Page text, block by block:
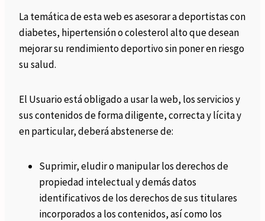
La temática de esta web es asesorar a deportistas con
diabetes, hipertensión o colesterol alto que desean
mejorar su rendimiento deportivo sin poner en riesgo
su salud.
El Usuario está obligado a usar la web, los servicios y
sus contenidos de forma diligente, correcta y lícita y
en particular, deberá abstenerse de:
Suprimir, eludir o manipular los derechos de
propiedad intelectual y demás datos
identificativos de los derechos de sus titulares
incorporados a los contenidos, así como los